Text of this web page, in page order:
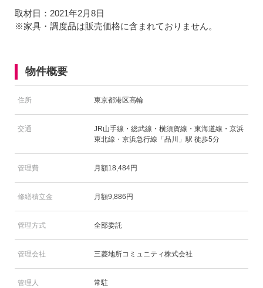
取材日：2021年2月8日
※家具・調度品は販売価格に含まれておりません。
物件概要
住所 東京都港区高輪
交通
JR山手線・総武線・横須賀線・東海道線・京浜
東北線・京浜急行線「品川」駅 徒歩5分
管理費 月額18,484円
修繕積立金 月額9,886円
管理方式 全部委託
管理会社 三菱地所コミュニティ株式会社
管理人 常駐